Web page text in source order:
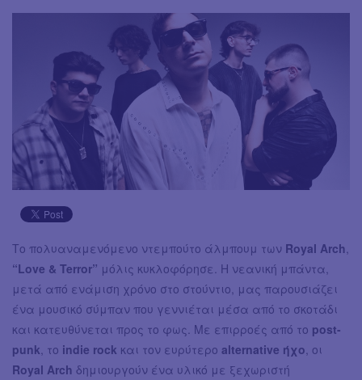
Tο πολυαναμενόμενο ντεμπούτο άλμπουμ των Royal Arch
“Love & Terror” μόλις κυκλοφόρησε. Η νεανική μπάντα,
μετά από ενάμιση χρόνο στο στούντιο, μας παρουσιάζει
ένα μουσικό σύμπαν που γεννιέται μέσα από το σκοτάδι
και κατευθύνεται προς το φως. Με επιρροές από το post-
punk , το indie rock και τον ευρύτερο alternative ήχο , οι
Royal Arch δημιουργούν ένα υλικό με ξεχωριστή